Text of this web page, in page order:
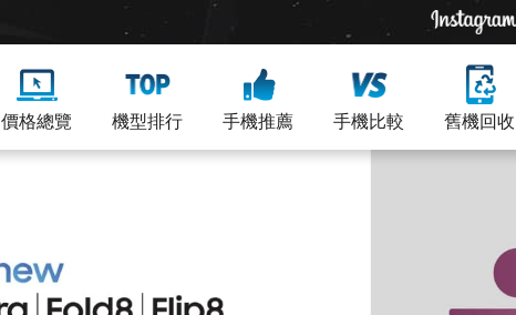
價格總覽 機型排行 手機推薦 手機比較 舊機回收